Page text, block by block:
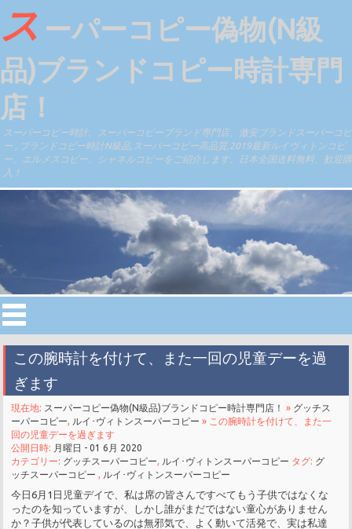
ス ーパーコピー偽物(N級
品)ブランドコピー時計専門
店！
スーパーコピー時計、スーパーコピーブランド専門店、激安ブランドスーパーコピ
ー , ブランドコピー時計N級品,スーパーコピー高品質,2019最新ルイヴィトンコピ
ー、エルメスコピー、シャネルコピーをご紹介します。日本全国送料無料、歓迎購
入！
この腕時計を付けて、また一回の児童デーを過
ぎます
現在地: スーパーコピー偽物(N級品)ブランドコピー時計専門店！ » グッチス
ーパーコピー, ルイ･ヴィトンスーパーコピー » この腕時計を付けて、また一
回の児童デーを過ぎます
公開日時: 月曜日 - 01 6月 2020
カテゴリー: グッチスーパーコピー, ルイ･ヴィトンスーパーコピー タグ: グ
ッチスーパーコピー , ルイ･ヴィトンスーパーコピー
今日6月1日児童デイで、私は席の皆さんですべてもう子供ではなくな
ったのを知っていますが、しかし誰がまだではない童心がありません
か？子供が代表しているのは無邪気で、よく動いて活発で、実は私達